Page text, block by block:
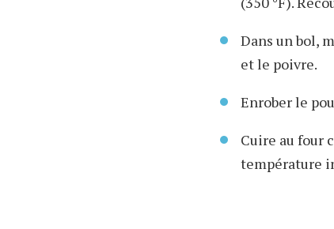
Dans un bol,
et le poivre.
Enrober le
Cuire au four
température